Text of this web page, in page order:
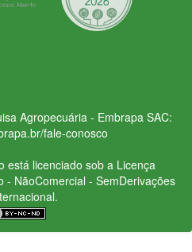
Agropecuária - Embrapa SAC:
fale-conosco
está licenciado sob a Licença
- NãoComercial - SemDerivações